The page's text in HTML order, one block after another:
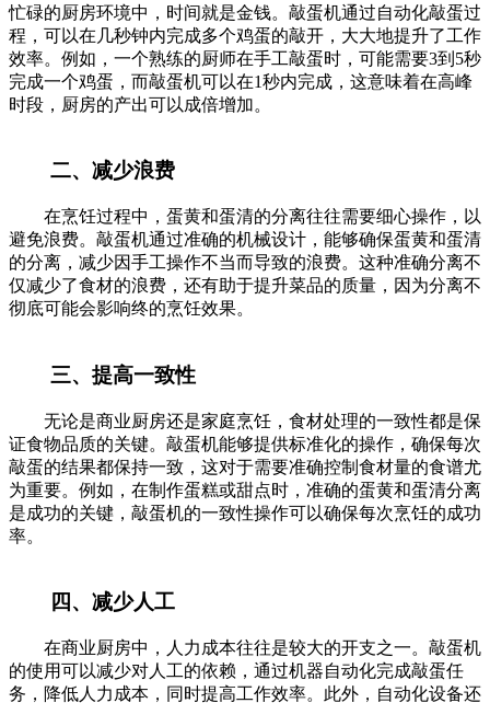
忙碌的厨房环境中，时间就是金钱。敲蛋机通过自动化敲蛋过
程，可以在几秒钟内完成多个鸡蛋的敲开，大大地提升了工作
效率。例如，一个熟练的厨师在手工敲蛋时，可能需要3到5秒
完成一个鸡蛋，而敲蛋机可以在1秒内完成，这意味着在高峰
时段，厨房的产出可以成倍增加。
二、减少浪费
在烹饪过程中，蛋黄和蛋清的分离往往需要细心操作，以
避免浪费。敲蛋机通过准确的机械设计，能够确保蛋黄和蛋清
的分离，减少因手工操作不当而导致的浪费。这种准确分离不
仅减少了食材的浪费，还有助于提升菜品的质量，因为分离不
彻底可能会影响终的烹饪效果。
三、提高一致性
无论是商业厨房还是家庭烹饪，食材处理的一致性都是保
证食物品质的关键。敲蛋机能够提供标准化的操作，确保每次
敲蛋的结果都保持一致，这对于需要准确控制食材量的食谱尤
为重要。例如，在制作蛋糕或甜点时，准确的蛋黄和蛋清分离
是成功的关键，敲蛋机的一致性操作可以确保每次烹饪的成功
率。
四、减少人工
在商业厨房中，人力成本往往是较大的开支之一。敲蛋机
的使用可以减少对人工的依赖，通过机器自动化完成敲蛋任
务，降低人力成本，同时提高工作效率。此外，自动化设备还